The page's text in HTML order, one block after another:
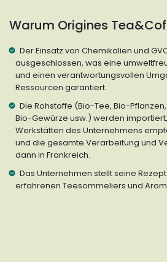
Warum Origines
Der Einsatz von Chemikalien und
ausgeschlossen, was eine
und einen verantwortungsvollen
Ressourcen garantiert.
Die Rohstoffe (Bio-Tee, Bio-
Bio-Gewürze usw.) werden
Werkstätten des Unternehmens
und die gesamte Verarbeitung und
dann in Frankreich.
Das Unternehmen stellt seine
erfahrenen Teesommeliers und